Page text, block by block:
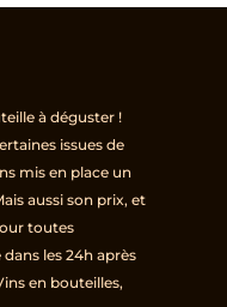
à déguster !
issues de
mis en place un
aussi son prix, et
toutes
les 24h après
en bouteilles,